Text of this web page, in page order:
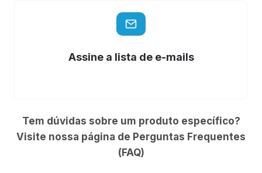
Assine a lista de e-mails
Tem dúvidas sobre um produto específico?
Visite nossa página de Perguntas Frequentes
(FAQ)